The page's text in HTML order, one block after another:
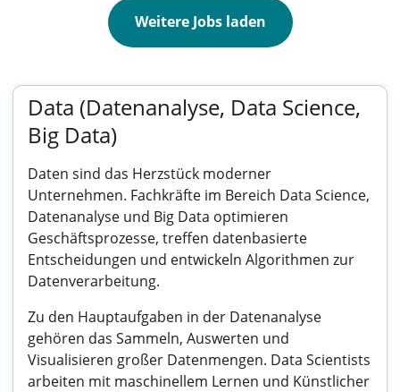
Weitere Jobs laden
Data (Datenanalyse, Data Science,
Big Data)
Daten sind das Herzstück moderner
Unternehmen. Fachkräfte im Bereich Data Science,
Datenanalyse und Big Data optimieren
Geschäftsprozesse, treffen datenbasierte
Entscheidungen und entwickeln Algorithmen zur
Datenverarbeitung.
Zu den Hauptaufgaben in der Datenanalyse
gehören das Sammeln, Auswerten und
Visualisieren großer Datenmengen. Data Scientists
arbeiten mit maschinellem Lernen und Künstlicher